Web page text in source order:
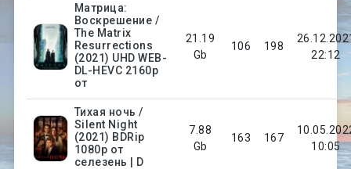
Матрица:
Воскрешение /
The Matrix
Resurrections
(2021) UHD WEB-
DL-HEVC 2160p
от
21.19
Gb
106 198
22:12
Тихая ночь /
Silent Night
(2021) BDRip
1080p от
селезень | D
7.88
Gb
163 167
10:05